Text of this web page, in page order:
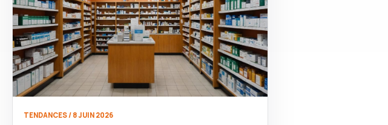
TENDANCES / 8 JUIN 2026